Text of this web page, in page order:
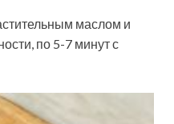
маслом и
по 5-7 минут с